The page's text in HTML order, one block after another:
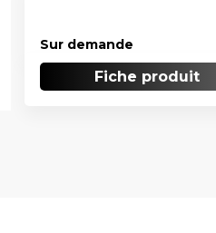
Sur demande
Fiche produit